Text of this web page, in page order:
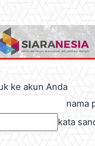
ke akun Anda
nama
kata